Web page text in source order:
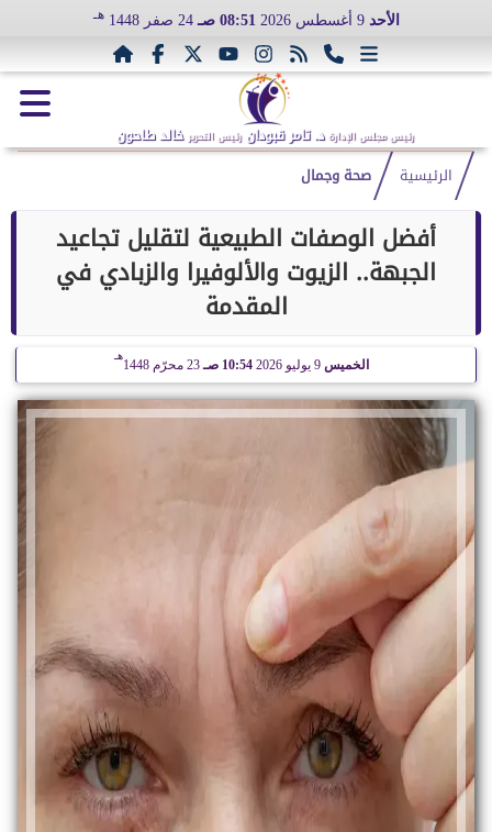
الأحد 9 أغسطس 2026 08:51 صـ 24 صفر 1448 هـ
رئيس مجلس الإدارة د. تامر قبودان رئيس التحرير خالد طاحون
الرئيسية صحة وجمال
أفضل الوصفات الطبيعية لتقليل تجاعيد
الجبهة.. الزيوت والألوفيرا والزبادي في
المقدمة
الخميس 10:54 صـ 23 محرّم 1448
هـ